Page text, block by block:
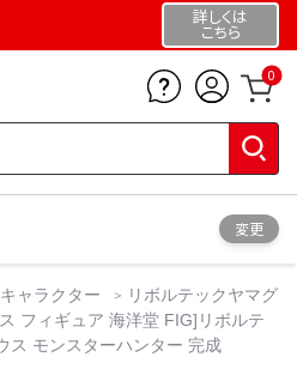
詳しくは
こちら
0
変更
ャラクター
リボルテックヤマグ
フィギュア 海洋堂 FIG]リボルテ
ス モンスターハンター 完成